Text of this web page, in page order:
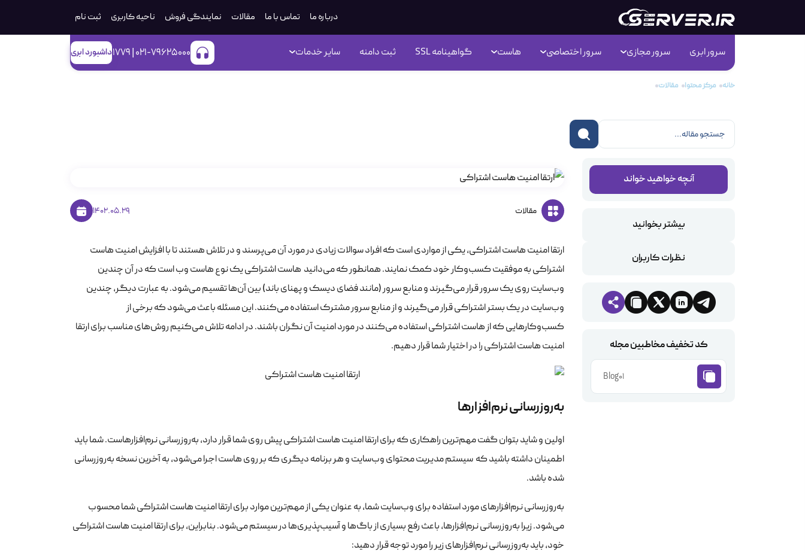
درباره ما تماس با ما مقالات نمایندگی فروش ناحیه کاربری ثبت‌ نام
سرور ابری سرور مجازی سرور اختصاصی هاست گواهینامه SSL ثبت دامنه سایر خدمات 021-79625000 | 1779 داشبورد ابری
خانه مرکز محتوا مقالات
آنچه خواهید خواند
بیشتر بخوانید
نظرات کاربران
کد تخفیف مخاطبین مجله
Blog01
مقالات 1402.05.29
ارتقا امنیت هاست اشتراکی، یکی از مواردی است که افراد سوالات زیادی در مورد آن می‌پرسند و در تلاش هستند تا با افزایش امنیت هاست
اشتراکی به موفقیت کسب‌وکار خود کمک نمایند. همانطور که می‌دانید هاست اشتراکی یک نوع هاست وب است که در آن چندین
وب‌سایت روی یک سرور قرار می‌گیرند و منابع سرور (مانند فضای دیسک و پهنای باند) بین آن‌ها تقسیم می‌شود. به عبارت دیگر، چندین
وب‌سایت در یک بستر اشتراکی قرار می‌گیرند و از منابع سرور مشترک استفاده می‌کنند. این مسئله باعث می‌شود که برخی از
کسب‌وکارهایی که از هاست اشتراکی استفاده می‌کنند در مورد امنیت آن نگران باشند. در ادامه تلاش می‌کنیم روش‌های مناسب برای ارتقا
امنیت هاست اشتراکی را در اختیار شما قرار دهیم.
به‌روزرسانی نرم‌افزارها
اولین و شاید بتوان گفت مهم‌ترین راهکاری که برای ارتقا امنیت هاست اشتراکی پیش روی شما قرار دارد، به‌روزرسانی نرم‌افزارهاست. شما باید
اطمینان داشته باشید که سیستم مدیریت محتوای وب‌سایت و هر برنامه دیگری که بر روی هاست اجرا می‌شود، به آخرین نسخه به‌روزرسانی
شده باشد.
به‌روزرسانی نرم‌افزارهای مورد استفاده برای وب‌سایت شما، به عنوان یکی از مهم‌ترین موارد برای ارتقا امنیت هاست اشتراکی شما محسوب
می‌شود. زیرا به‌روزرسانی نرم‌افزارها، باعث رفع بسیاری از باگ‌ها و آسیب‌پذیری‌ها در سیستم می‌شود. بنابراین، برای ارتقا امنیت هاست اشتراکی
خود، باید به‌روزرسانی نرم‌افزارهای زیر را مورد توجه قرار دهید: